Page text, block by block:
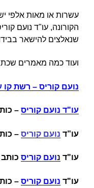
עשרות או מאות אלפי
הקורונה, עו"ד נועם
שנאלצים להישאר
ועוד כמה מאמרים
נועם קוריס – רשת קו
עו"ד נועם קוריס –
עו”ד נועם קוריס –
עו"ד נועם קוריס כותב
עו"ד נועם קוריס –